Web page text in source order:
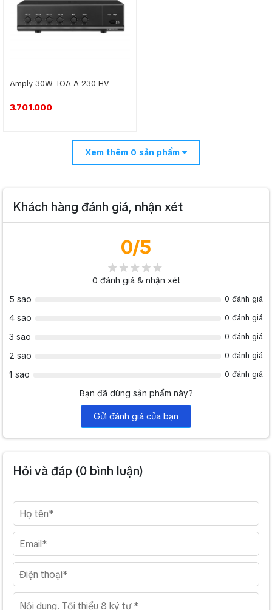
Amply 30W TOA A-230 HV
3.701.000
Xem thêm 0 sản phẩm
Khách hàng đánh giá, nhận xét
0/5
0 đánh giá & nhận xét
5 sao
0 đánh giá
4 sao 0 đánh giá
3 sao 0 đánh giá
2 sao 0 đánh giá
1 sao 0 đánh giá
Bạn đã dùng sản phẩm này?
Gửi đánh giá của bạn
Hỏi và đáp (0 bình luận)